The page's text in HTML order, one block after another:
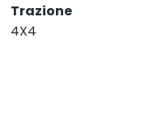
Trazione
4X4